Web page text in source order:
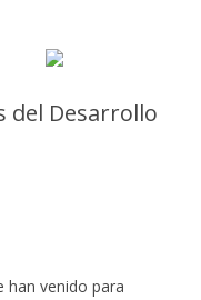
del Desarrollo
han venido para